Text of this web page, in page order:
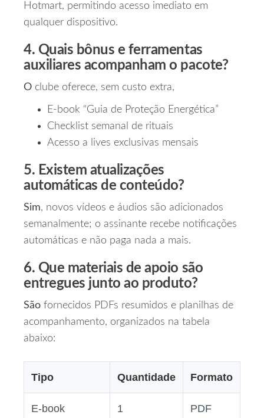
Hotmart, permitindo acesso imediato em
qualquer dispositivo.
4. Quais bônus e ferramentas
auxiliares acompanham o pacote?
O clube oferece, sem custo extra,
E‑book “Guia de Proteção Energética”
Checklist semanal de rituais
Acesso a lives exclusivas mensais
5. Existem atualizações
automáticas de conteúdo?
Sim, novos vídeos e áudios são adicionados
semanalmente; o assinante recebe notificações
automáticas e não paga nada a mais.
6. Que materiais de apoio são
entregues junto ao produto?
São fornecidos PDFs resumidos e planilhas de
acompanhamento, organizados na tabela
abaixo:
Tipo Quantidade Formato
E‑book 1 PDF